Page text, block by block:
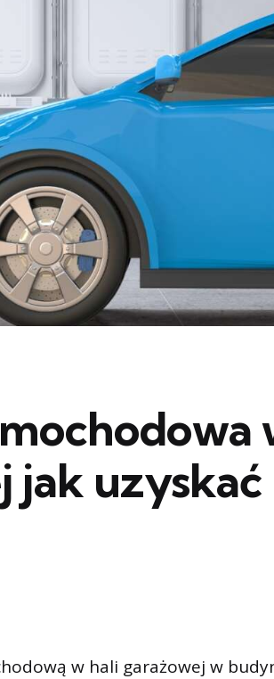
jak uzyskać
w hali garażowej w